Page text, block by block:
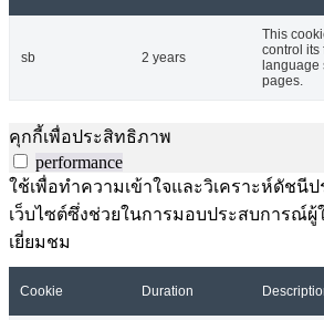
sb 2 years
This
control its
language
pages.
คุกกี้เพื่อประสิทธิภาพ
performance
ใช้เพื่อทำความเข้าใจและวิเคราะห์ดัชนี
เว็บไซต์ซึ่งช่วยในการมอบประสบการณ์
เยี่ยมชม
Cookie Duration